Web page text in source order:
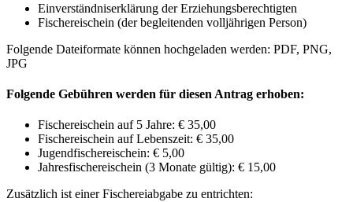
Einverständniserklärung der Erziehungsberechtigten
Fischereischein (der begleitenden volljährigen Person)
Folgende Dateiformate können hochgeladen werden: PDF, PNG,
JPG
Folgende Gebühren werden für diesen Antrag erhoben:
Fischereischein auf 5 Jahre: € 35,00
Fischereischein auf Lebenszeit: € 35,00
Jugendfischereischein: € 5,00
Jahresfischereischein (3 Monate gültig): € 15,00
Zusätzlich ist einer Fischereiabgabe zu entrichten: